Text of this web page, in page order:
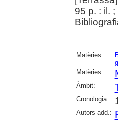
95 p. : il.
Matèries:
Matèries:
Àmbit:
Cronologia:
Autors add.: